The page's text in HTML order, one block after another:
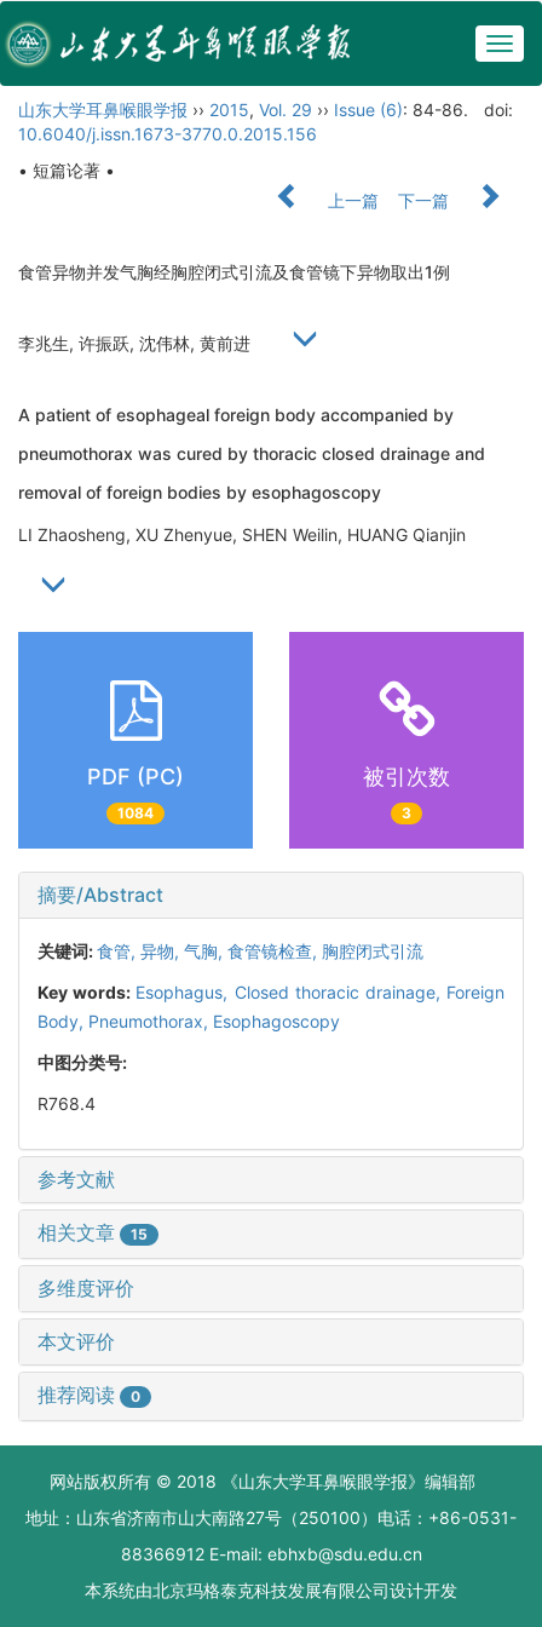
山东大学耳鼻喉眼学报 ›› 2015, Vol. 29 ›› Issue (6): 84-86.
doi:
10.6040/j.issn.1673-3770.0.2015.156
• 短篇论著 •
上一篇
下一篇
食管异物并发气胸经胸腔闭式引流及食管镜下异物取出1例
李兆生, 许振跃, 沈伟林, 黄前进
A patient of esophageal foreign body accompanied by
pneumothorax was cured by thoracic closed drainage and
removal of foreign bodies by esophagoscopy
LI Zhaosheng, XU Zhenyue, SHEN Weilin, HUANG Qianjin
PDF (PC)
1084
被引次数
3
摘要/Abstract
关键词:食管, 异物, 气胸, 食管镜检查, 胸腔闭式引流
Key words: Esophagus, Closed thoracic drainage, Foreign
Body, Pneumothorax, Esophagoscopy
中图分类号:
R768.4
参考文献
相关文章 15
多维度评价
本文评价
推荐阅读 0
网站版权所有 © 2018 《山东大学耳鼻喉眼学报》编辑部
地址：山东省济南市山大南路27号（250100）电话：+86-0531-
88366912 E-mail: ebhxb@sdu.edu.cn
本系统由北京玛格泰克科技发展有限公司设计开发